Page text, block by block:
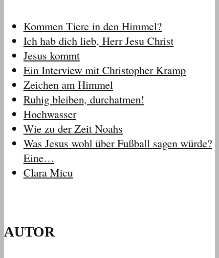
Kommen Tiere in den Himmel?
Ich hab dich lieb, Herr Jesu Christ
Jesus kommt
Ein Interview mit Christopher Kramp
Zeichen am Himmel
Ruhig bleiben, durchatmen!
Hochwasser
Wie zu der Zeit Noahs
Was Jesus wohl über Fußball sagen würde?
Eine…
Clara Micu
AUTOR